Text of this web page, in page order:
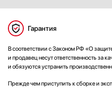
Гарантия
В соответствии с Законом РФ «О
и продавец несут ответственность за
и обязуются устранить
Прежде чем приступить к сборке и